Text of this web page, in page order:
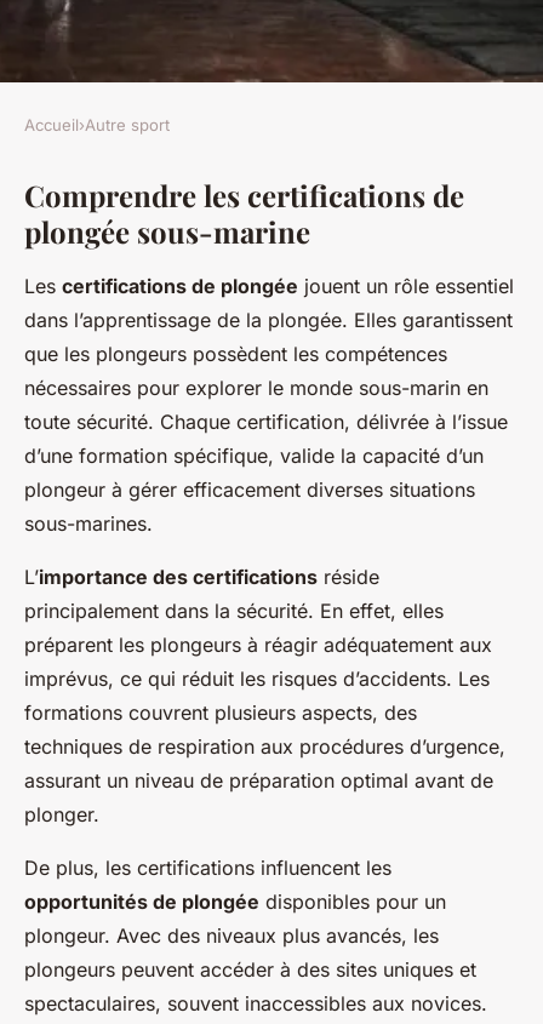
AUTRE SPORT
Plongée sous-marine :
comprendre les certifications
Sacha•20 décembre 2024•6 min de lecture
Accueil›Autre sport
Comprendre les certifications de
plongée sous-marine
Les certifications de plongée jouent un rôle essentiel
dans l’apprentissage de la plongée. Elles garantissent
que les plongeurs possèdent les compétences
nécessaires pour explorer le monde sous-marin en
toute sécurité. Chaque certification, délivrée à l’issue
d’une formation spécifique, valide la capacité d’un
plongeur à gérer efficacement diverses situations
sous-marines.
L’importance des certifications réside
principalement dans la sécurité. En effet, elles
préparent les plongeurs à réagir adéquatement aux
imprévus, ce qui réduit les risques d’accidents. Les
formations couvrent plusieurs aspects, des
techniques de respiration aux procédures d’urgence,
assurant un niveau de préparation optimal avant de
plonger.
De plus, les certifications influencent les
opportunités de plongée disponibles pour un
plongeur. Avec des niveaux plus avancés, les
plongeurs peuvent accéder à des sites uniques et
spectaculaires, souvent inaccessibles aux novices.